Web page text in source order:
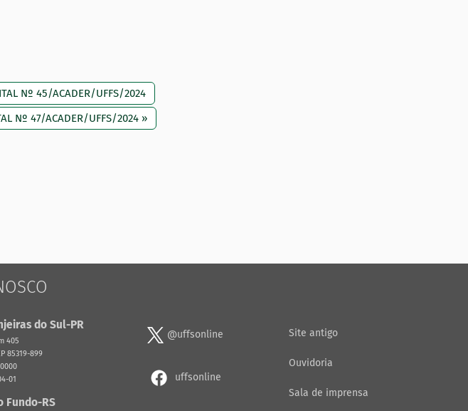
Nº 45/ACADER/UFFS/2024
Nº 47/ACADER/UFFS/2024 »
do Sul-PR
405
85319-899
01
Fundo-RS
@uffsonline
uffsonline
Site antigo
Ouvidoria
Sala de imprensa